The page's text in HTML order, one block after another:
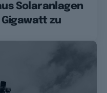
Solaranlagen
zu